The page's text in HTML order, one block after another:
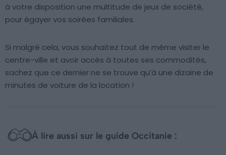
à votre disposition une multitude de jeux de société,
pour égayer vos soirées familiales.
Si malgré cela, vous souhaitez tout de même visiter le
centre-ville et avoir accès à toutes ses commodités,
sachez que ce dernier ne se trouve qu’à une dizaine de
minutes de voiture de la location !
À lire aussi sur le guide Occitanie :